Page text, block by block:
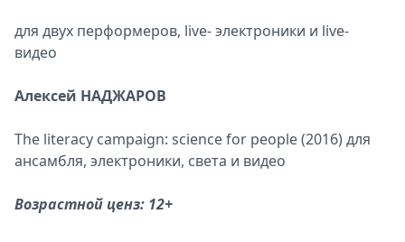
для двух перформеров, live- электроники и live-
видео
Алексей НАДЖАРОВ
The literacy campaign: science for people (2016) для
ансамбля, электроники, света и видео
Возрастной ценз: 12+